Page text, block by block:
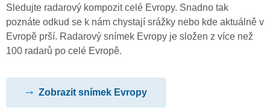
Sledujte radarový kompozit celé Evropy. Snadno tak
poznáte odkud se k nám chystají srážky nebo kde aktuálně v
Evropě prší. Radarový snímek Evropy je složen z více než
100 radarů po celé Evropě.
Zobrazit snímek Evropy